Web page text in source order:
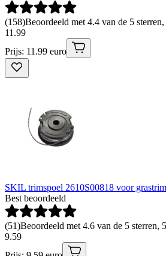
(158)Beoordeeld met 4.4 van de 5
11 .99
Prijs: 11.99 euro
SKIL trimspoel 2610S00818 voor
Best beoordeeld
(51)Beoordeeld met 4.6 van de 5 sterren,
9.59